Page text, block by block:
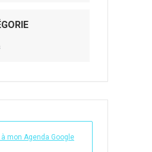
mon Agenda Google